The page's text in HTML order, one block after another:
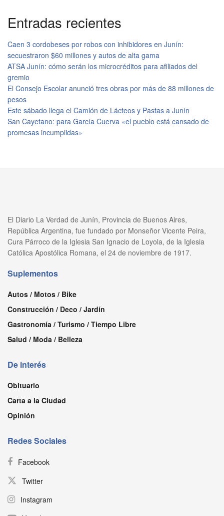
Entradas recientes
Caen 3 cordobeses por robos con inhibidores en Junín:
secuestraron $60 millones y autos de alta gama
ATSA Junín: cómo serán los microcréditos para afiliados del
gremio
El Consejo Escolar anunció tres obras por más de 88 millones de
pesos
Este sábado llega el Camión de Lácteos y Pastas a Junín
San Cayetano: para García Cuerva «el pueblo está cansado de
promesas incumplidas»
El Diario La Verdad de Junín, Provincia de Buenos Aires,
República Argentina, fue fundado por Monseñor Vicente Peira,
Cura Párroco de la Iglesia San Ignacio de Loyola, de la Iglesia
Católica Apostólica Romana, el 24 de noviembre de 1917.
Suplementos
Autos / Motos / Bike
Construcción / Deco / Jardín
Gastronomía / Turismo / Tiempo Libre
Salud / Moda / Belleza
De interés
Obituario
Carta a la Ciudad
Opinión
Redes Sociales
Facebook
Twitter
Instagram